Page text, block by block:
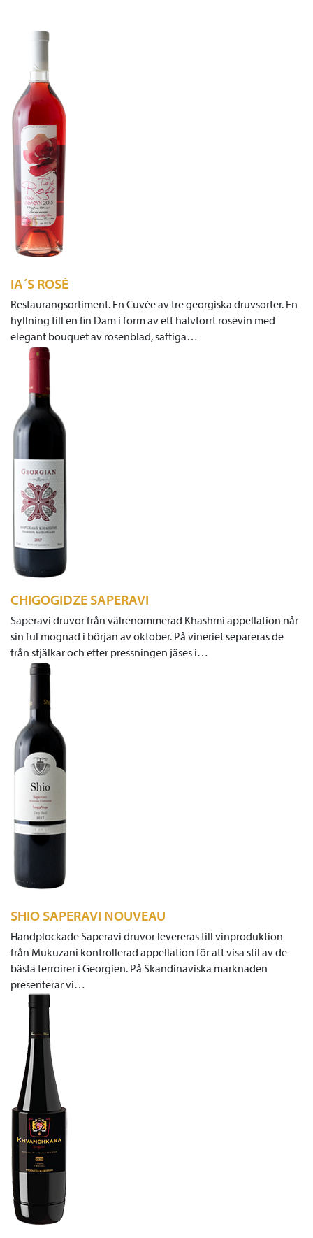
IA´S ROSÉ
Restaurangsortiment. En Cuvée av tre georgiska druvsorter. En
hyllning till en fin Dam i form av ett halvtorrt rosévin med
elegant bouquet av rosenblad, saftiga…
CHIGOGIDZE SAPERAVI
Saperavi druvor från välrenommerad Khashmi appellation når
sin ful mognad i början av oktober. På vineriet separeras de
från stjälkar och efter pressningen jäses i…
SHIO SAPERAVI NOUVEAU
Handplockade Saperavi druvor levereras till vinproduktion
från Mukuzani kontrollerad appellation för att visa stil av de
bästa terroirer i Georgien. På Skandinaviska marknaden
presenterar vi…